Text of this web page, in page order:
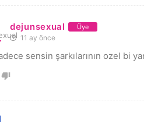
dejunsexual Üye
11 ay önce
sensin şarkılarının ozel bi